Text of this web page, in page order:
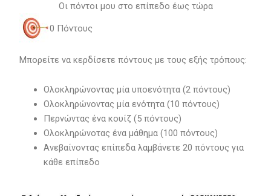
Οι πόντοι μου στο επίπεδο έως τώρα
0 Πόντους
Μπορείτε να κερδίσετε πόντους με τους εξής τρόπους:
Ολοκληρώνοντας μία υποενότητα (2 πόντους)
Ολοκληρώνοντας μία ενότητα (10 πόντους)
Περνώντας ένα κουίζ (5 πόντους)
Ολοκληρώνοτας ένα μάθημα (100 πόντους)
Ανεβαίνοντας επίπεδα λαμβάνετε 20 πόντους για
κάθε επίπεδο